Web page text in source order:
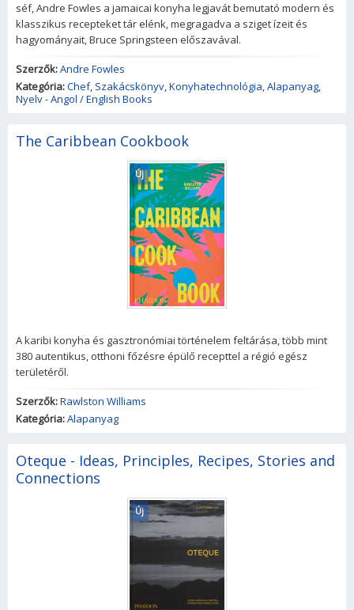
séf, Andre Fowles a jamaicai konyha legjavát bemutató modern és
klasszikus recepteket tár elénk, megragadva a sziget ízeit és
hagyományait, Bruce Springsteen előszavával.
Szerzők:Andre Fowles
Kategória:Chef, Szakácskönyv,Konyhatechnológia,Alapanyag,
Nyelv - Angol / English Books
The Caribbean Cookbook
Új
A karibi konyha és gasztronómiai történelem feltárása, több mint
380 autentikus, otthoni főzésre épülő recepttel a régió egész
területéről.
Szerzők:Rawlston Williams
Kategória:Alapanyag
Oteque - Ideas, Principles, Recipes, Stories and
Connections
Új